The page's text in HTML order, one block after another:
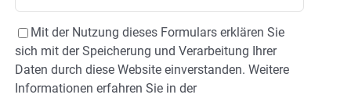
Mit der Nutzung dieses Formulars erklären Sie
sich mit der Speicherung und Verarbeitung Ihrer
Daten durch diese Website einverstanden. Weitere
Informationen erfahren Sie in der